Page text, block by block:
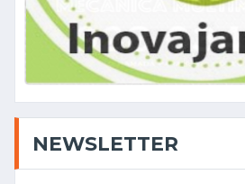
NEWSLETTER